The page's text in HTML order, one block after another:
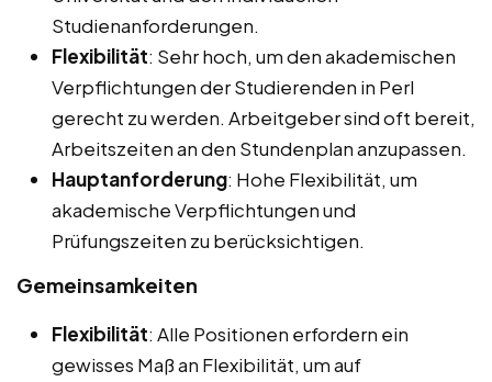
Studienanforderungen.
Flexibilität: Sehr hoch, um den akademischen
Verpflichtungen der Studierenden in Perl
gerecht zu werden. Arbeitgeber sind oft bereit,
Arbeitszeiten an den Stundenplan anzupassen.
Hauptanforderung: Hohe Flexibilität, um
akademische Verpflichtungen und
Prüfungszeiten zu berücksichtigen.
Gemeinsamkeiten
Flexibilität: Alle Positionen erfordern ein
gewisses Maß an Flexibilität, um auf